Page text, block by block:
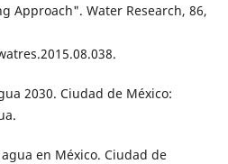
Approach". Water Research, 86,
2030. Ciudad de México:
en México. Ciudad de